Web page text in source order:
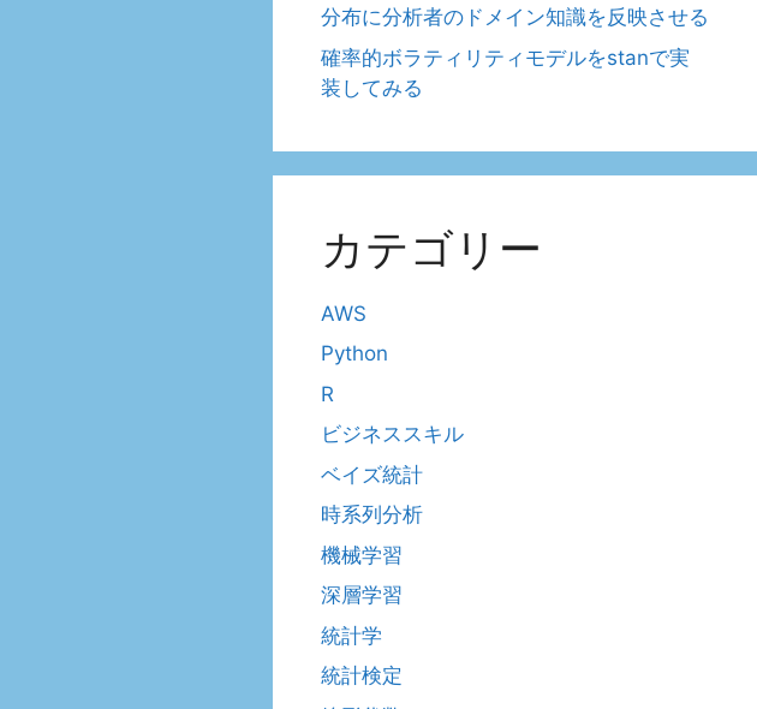
分布に分析者のドメイン知識を反映させる
確率的ボラティリティモデルをstanで実
装してみる
カテゴリー
AWS
Python
R
ビジネススキル
ベイズ統計
時系列分析
機械学習
深層学習
統計学
統計検定